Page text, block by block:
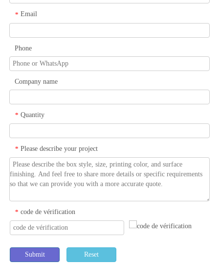
* Email
Phone
Company name
* Quantity
* Please describe your project
* code de vérification
Submit Reset